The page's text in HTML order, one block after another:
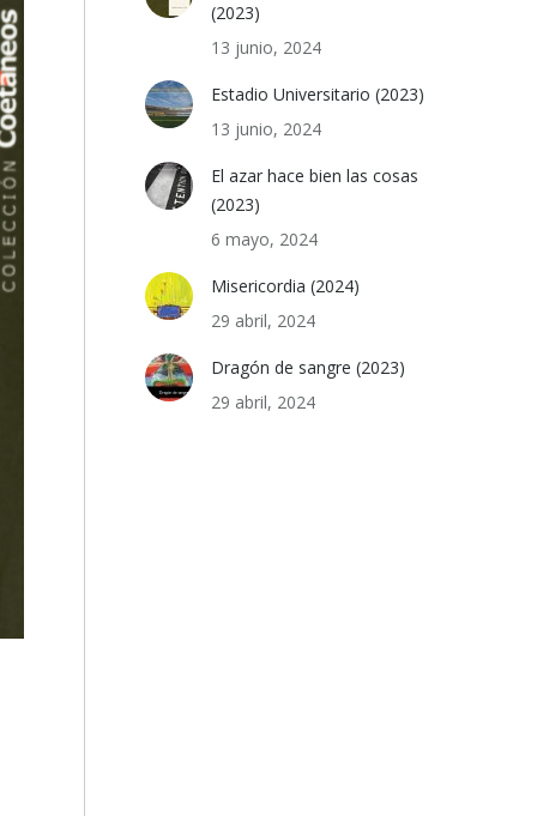
(2023)
13 junio, 2024
Estadio Universitario (2023)
13 junio, 2024
El azar hace bien las cosas
(2023)
6 mayo, 2024
Misericordia (2024)
29 abril, 2024
Dragón de sangre (2023)
29 abril, 2024